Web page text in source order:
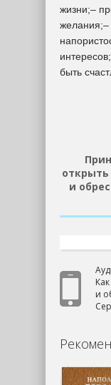
жизни;–
желания;–
быть
открыть
и
и